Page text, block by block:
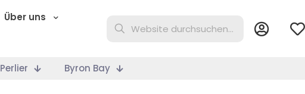
Über uns
Perlier Byron Bay